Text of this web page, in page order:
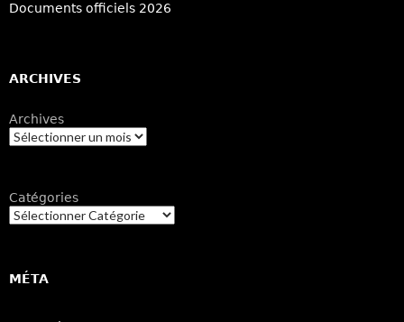
Documents officiels 2026
ARCHIVES
Archives
Catégories
MÉTA